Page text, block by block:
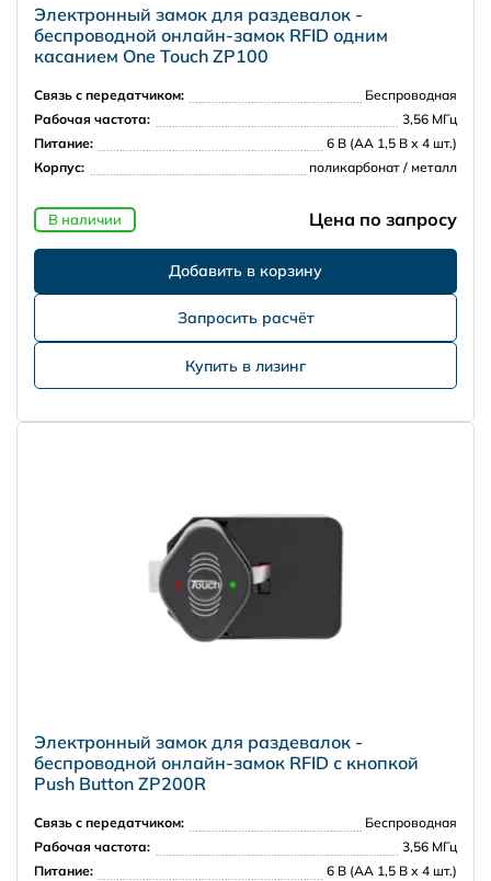
Электронный замок для раздевалок -
беспроводной онлайн-замок RFID одним
касанием One Touch ZP100
Связь с передатчиком:
Беспроводная
Рабочая частота:
3,56 МГц
Питание:
6 В (АА 1,5 В х 4 шт.)
Корпус:
поликарбонат / металл
В наличии Цена по запросу
Запросить расчёт
Купить в лизинг
Электронный замок для раздевалок -
беспроводной онлайн-замок RFID с кнопкой
Push Button ZP200R
Связь с передатчиком:
Беспроводная
Рабочая частота:
3,56 МГц
Питание:
6 В (АА 1,5 В х 4 шт.)